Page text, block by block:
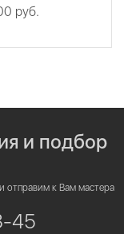
руб.
и подбор
отправим к Вам мастера
45